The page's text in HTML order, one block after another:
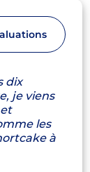
dix
je viens
les
à